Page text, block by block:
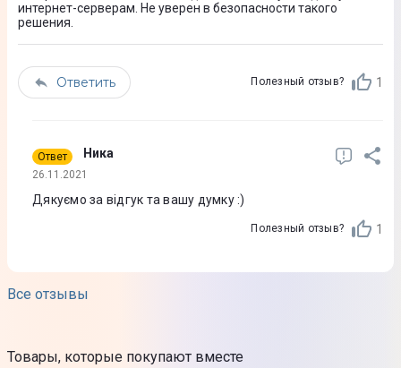
интернет-серверам. Не уверен в безопасности такого
решения.
Ответить Полезный отзыв? 1
Ответ Ника
26.11.2021
Дякуємо за відгук та вашу думку :)
Полезный отзыв? 1
Все отзывы
Товары, которые покупают вместе